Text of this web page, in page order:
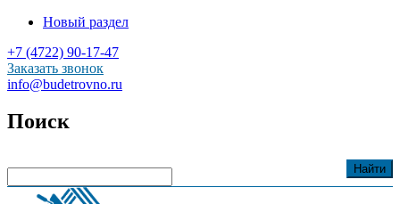
Новый раздел
+7 (4722) 90-17-47
Заказать звонок
info@budetrovno.ru
Поиск
Найти